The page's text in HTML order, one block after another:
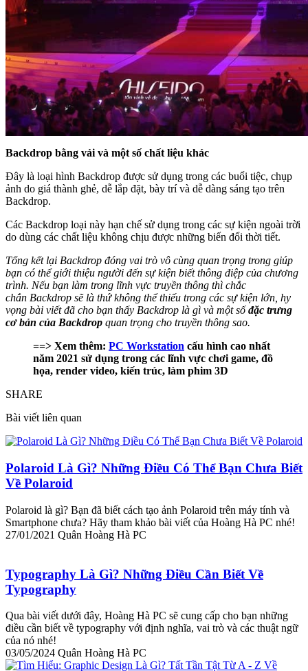
Backdrop bằng vải và một số chất liệu khác
Đây là loại hình Backdrop được sử dụng trong các buổi tiệc, chụp
ảnh do giá thành ghẻ, dễ lắp đặt, bày trí và dễ dàng sáng tạo trên
Backdrop.
Các Backdrop loại này hạn chế sử dụng trong các sự kiện ngoài trời
do dùng các chất liệu không chịu được những biến đổi thời tiết.
Tổng kết lại Backdrop đóng vai trò vô cùng quan trọng trong giúp
bạn có thể giới thiệu người đến sự kiện biết thông điệp của chương
trình. Nếu bạn làm trong lĩnh vực truyền thông thì chắc
chắn Backdrop sẽ là thứ không thể thiếu trong các sự kiện lớn, hy
vọng bài viết đã cho bạn thấy Backdrop là gì và một số đặc trưng
cơ bản của Backdrop quan trọng cho truyền thông sao.
==> Xem thêm: PC Workstation cấu hình cao nhất
năm 2021 sử dụng trong các lĩnh vực chơi game, đồ
họa, render video, kiến trúc, làm phim 3D
SHARE
Bài viết liên quan
Polaroid Là Gì? Những Điều Có Thể Bạn Chưa Biết
Về Polaroid
Polaroid là gì? Bạn đã biết cách tạo ảnh Polaroid trên máy tính và
Smartphone chưa? Hãy tham khảo bài viết của Hoàng Hà PC nhé!
27/01/2021 Quân Hoàng Hà PC
Typography Là Gì? Những Điều Cần Biết Về
Typography
Qua bài viết dưới đây, Hoàng Hà PC sẽ cung cấp cho bạn những
điều cần biết về typography với định nghĩa, vai trò và các thuật ngữ
của nó nhé!
03/05/2024 Quân Hoàng Hà PC